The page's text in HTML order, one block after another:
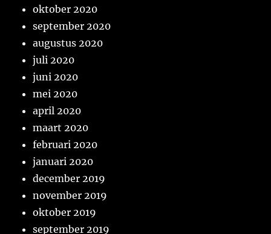
oktober 2020
september 2020
augustus 2020
juli 2020
juni 2020
mei 2020
april 2020
maart 2020
februari 2020
januari 2020
december 2019
november 2019
oktober 2019
september 2019